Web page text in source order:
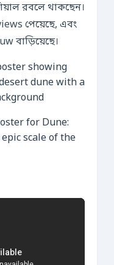
রবলে থাকছেন।
পেয়েছে, এবং
বাড়িয়েছে।
for Dune:
scale of the